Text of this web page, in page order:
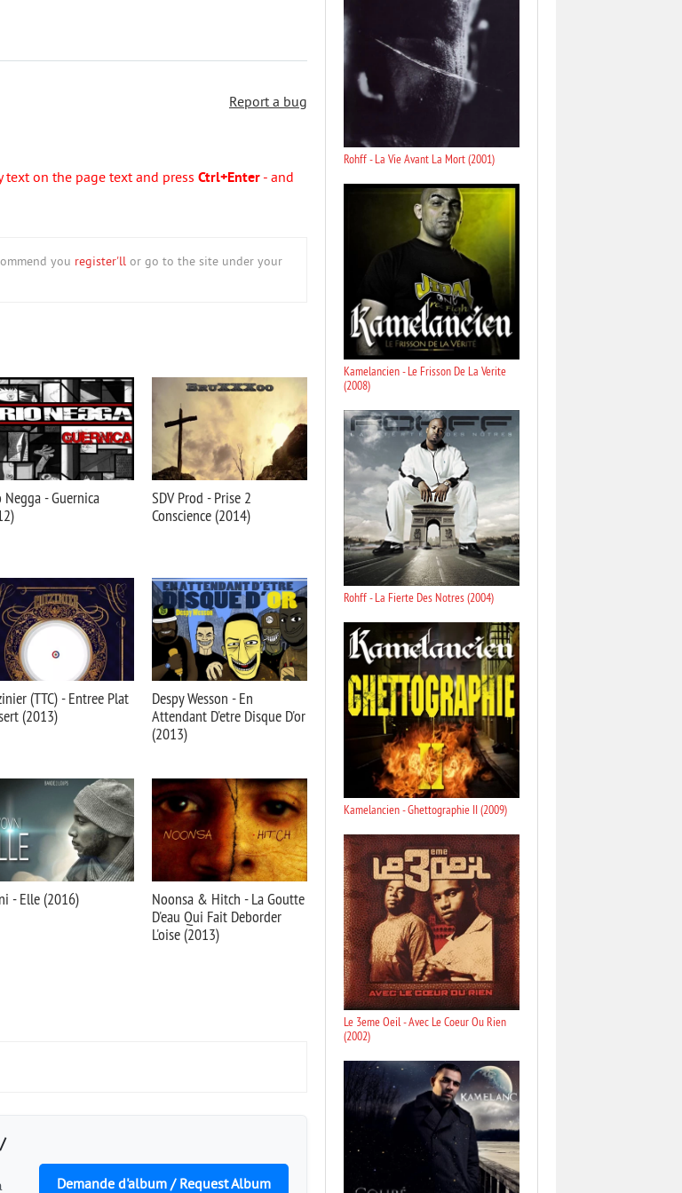
Report a bug
text on the page text and press Ctrl+Enter - and
you register'll or go to the site under your
Negga - Guernica
SDV Prod - Prise 2
Conscience (2014)
(TTC) - Entree Plat
(2013)
Despy Wesson - En
Attendant D'etre Disque D'or
(2013)
- Elle (2016)
Noonsa & Hitch - La Goutte
D'eau Qui Fait Deborder
L'oise (2013)
Demande d'album / Request Album
Rohff - La Vie Avant La Mort (2001)
Kamelancien - Le Frisson De La Verite
(2008)
Rohff - La Fierte Des Notres (2004)
Kamelancien - Ghettographie II (2009)
Le 3eme Oeil - Avec Le Coeur Ou Rien
(2002)